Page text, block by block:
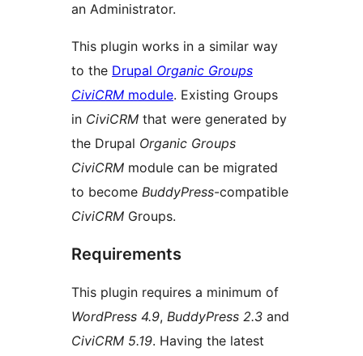
an Administrator.
This plugin works in a similar way
to the Drupal Organic Groups
CiviCRM module. Existing Groups
in CiviCRM that were generated by
the Drupal Organic Groups
CiviCRM module can be migrated
to become BuddyPress-compatible
CiviCRM Groups.
Requirements
This plugin requires a minimum of
WordPress 4.9, BuddyPress 2.3 and
CiviCRM 5.19. Having the latest